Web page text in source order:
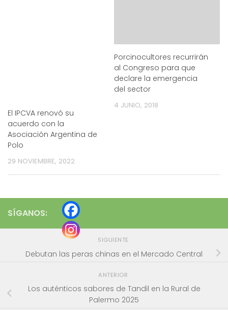
El IPCVA renovó su
acuerdo con la
Asociación Argentina de
Polo
29 NOVIEMBRE, 2022
Porcinocultores recurrirán
al Congreso para que
declare la emergencia
del sector
4 JUNIO, 2018
SÍGANOS:
SIGUIENTE
Debutan las peras chinas en el Mercado Central
ANTERIOR
Los auténticos sabores de Tandil en la Rural de
Palermo 2025